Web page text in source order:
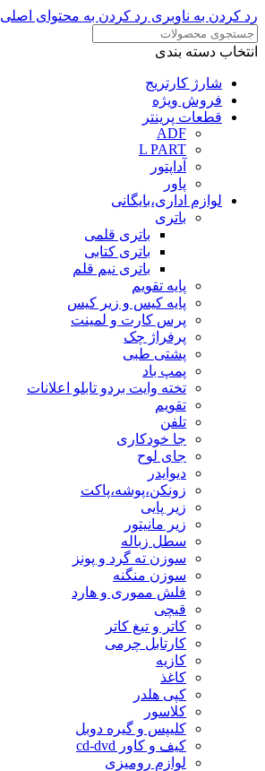
رد کردن به ناوبری رد کردن به محتوای اصلی
انتخاب دسته بندی
شارژ کارتریج
فروش ویژه
قطعات پرینتر
ADF
L PART
آداپتور
پاور
لوازم اداری،بایگانی
باتری
باتری قلمی
باتری کتابی
باتری نیم قلم
پایه تقویم
پایه کیس و زیر کیس
پرس کارت و لمینت
پرفراژ چک
پشتی طبی
پمپ باد
تخته وایت بردو تابلو اعلانات
تقویم
تلفن
جا خودکاری
جای لوح
دیوایدر
زونکن،پوشه،پاکت
زیر پایی
زیر مانیتور
سطل زباله
سوزن ته گرد و پونز
سوزن منگنه
فلش مموری و هارد
قیچی
کاتر و تیغ کاتر
کارتابل چرمی
کازیه
کاغذ
کپی هلدر
کلاسور
کلیپس و گیره دوبل
کیف و کاور cd-dvd
لوازم رومیزی